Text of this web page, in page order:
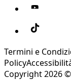
Termini e
Policy
Copyright 2026